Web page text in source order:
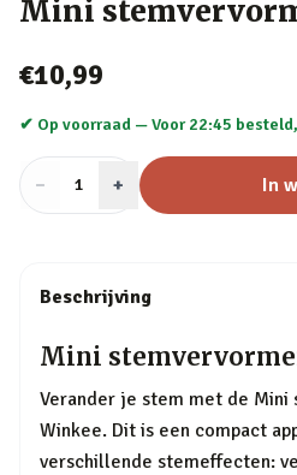
Mini
€10,99
✔ Op voorraad —Voor 22:45
− Aantal
1 + In
Beschrijving
Mini
Verander je stem met de Mini
Winkee. Dit is een compact
verschillende stemeffecten: